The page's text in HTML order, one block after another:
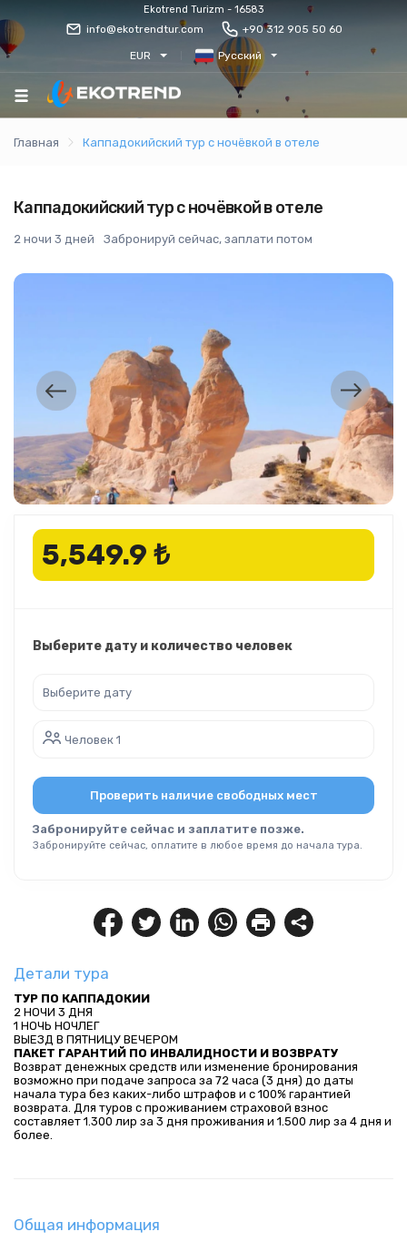
Ekotrend Turizm - 16583
info@ekotrendtur.com +90 312 905 50 60
EUR Русский
Главная Каппадокийский тур с ночёвкой в отеле
Детали тура
ТУР ПО КАППАДОКИИ
2 НОЧИ 3 ДНЯ
1 НОЧЬ НОЧЛЕГ
ВЫЕЗД В ПЯТНИЦУ ВЕЧЕРОМ
ПАКЕТ ГАРАНТИЙ ПО ИНВАЛИДНОСТИ И ВОЗВРАТУ
Возврат денежных средств или изменение бронирования
возможно при подаче запроса за 72 часа (3 дня) до даты
начала тура без каких-либо штрафов и с 100% гарантией
возврата. Для туров с проживанием страховой взнос
составляет 1.300 лир за 3 дня проживания и 1.500 лир за 4 дня и
более.
Общая информация
Каппадокийский тур с ночёвкой в отеле
2 ночи 3 дней Забронируй сейчас, заплати потом
5,549.9 ₺
Выберите дату и количество человек
Человек 1
Проверить наличие свободных мест
Забронируйте сейчас и заплатите позже.
Забронируйте сейчас, оплатите в любое время до начала тура.